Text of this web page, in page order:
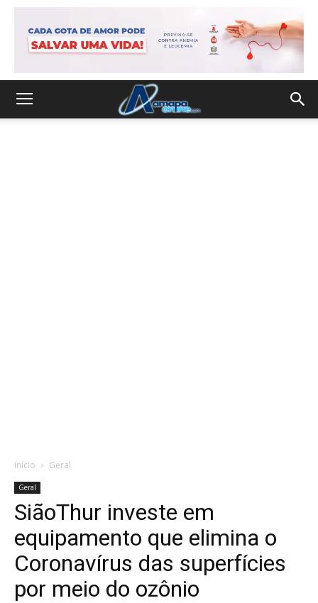
Início Geral
Geral
SiãoThur investe em
equipamento que elimina o
Coronavírus das superfícies
por meio do ozônio